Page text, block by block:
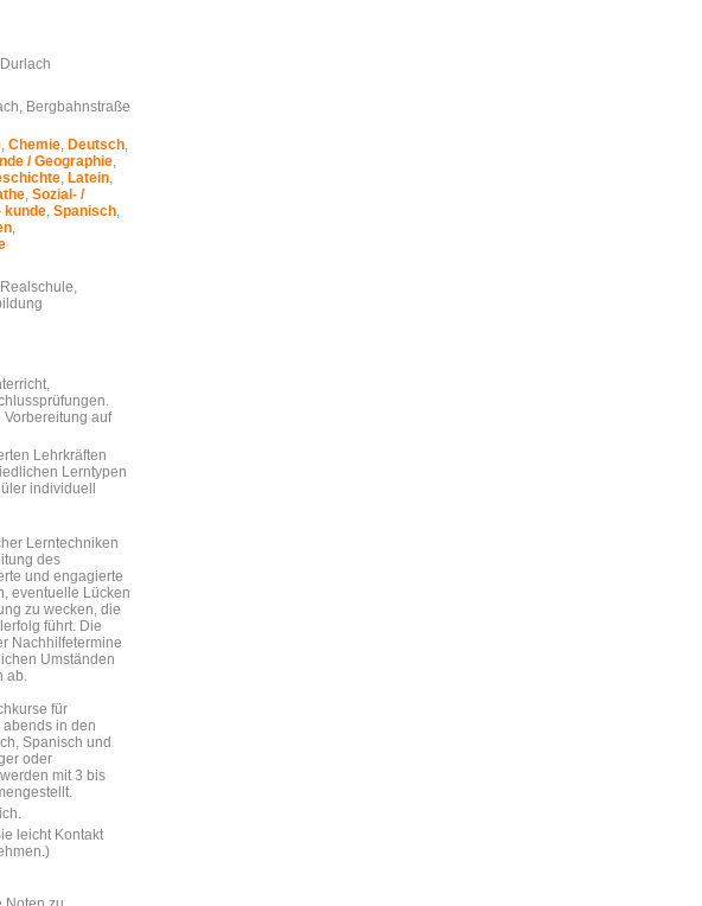
Bergbahnstraße
, Chemie, Deutsch,
/ Geographie,
, Latein,
, Sozial- /
kunde, Spanisch,
,
Vorbereitung auf
Lehrkräften
Lerntypen
individuell
Lerntechniken
des
und engagierte
eventuelle Lücken
zu wecken, die
führt. Die
Nachhilfetermine
Umständen
ab.
für
abends in den
Spanisch und
oder
mit 3 bis
leicht Kontakt